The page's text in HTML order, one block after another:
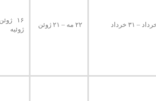
۲۲ مه – ۲۱ ژوئن
ژوئیه